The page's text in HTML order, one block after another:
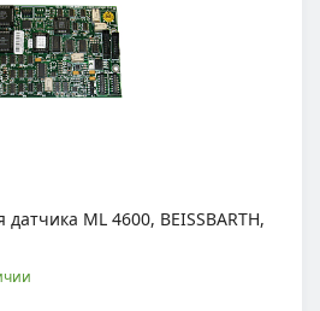
ML 4600, BEISSBARTH,